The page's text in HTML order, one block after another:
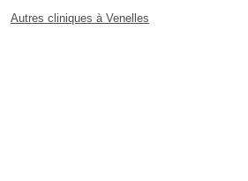
Autres cliniques à Venelles